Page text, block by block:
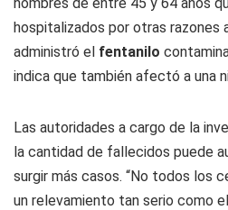
hospitalizados por otras razones
administró el fentanilo
indica que también afectó a una
Las autoridades a cargo de la
la cantidad de fallecidos puede
surgir más casos. “No todos los
un relevamiento tan serio como